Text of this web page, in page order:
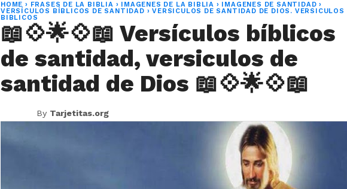
HOME › FRASES DE LA BIBLIA › IMAGENES DE LA BIBLIA › IMAGENES DE SANTIDAD ›
VERSÍCULOS BÍBLICOS DE SANTIDAD ›VERSICULOS DE SANTIDAD DE DIOS. VERSICULOS
BIBLICOS
📖💠🌟💠📖 Versículos bíblicos
de santidad, versiculos de
santidad de Dios 📖💠🌟💠📖
By Tarjetitas.org